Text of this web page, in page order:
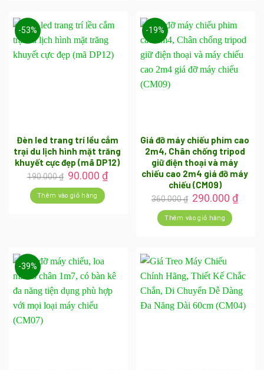
-53%
Đèn led trang trí lều cắm
trại du lịch hình mặt trăng
khuyết cực đẹp (mã DP12)
190.000₫ Giá
gốc
là:
190.000 ₫.
90.000 ₫Giá
hiện
Thêm vào giỏ hàng
-19%
Giá đỡ máy chiếu phim cao
2m4, Chân chống tripod
giữ điện thoại và máy
chiếu cao 2m4 giá đỡ máy
chiếu (CM09)
360.000₫ Giá
gốc
là:
360.000 ₫.
290.000₫Giá
hiện
Thêm vào giỏ hàng
-39%